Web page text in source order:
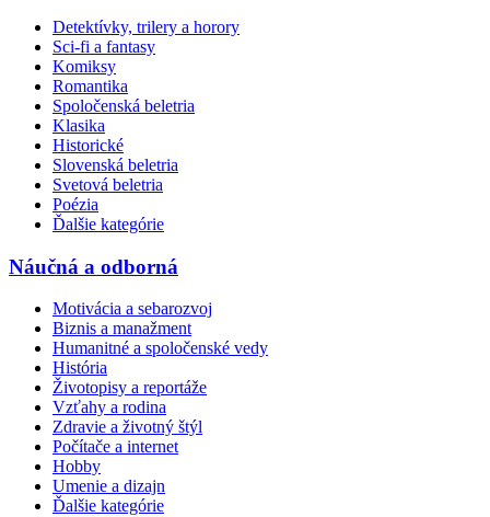
Detektívky, trilery a horory
Sci-fi a fantasy
Komiksy
Romantika
Spoločenská beletria
Klasika
Historické
Slovenská beletria
Svetová beletria
Poézia
Ďalšie kategórie
Náučná a odborná
Motivácia a sebarozvoj
Biznis a manažment
Humanitné a spoločenské vedy
História
Životopisy a reportáže
Vzťahy a rodina
Zdravie a životný štýl
Počítače a internet
Hobby
Umenie a dizajn
Ďalšie kategórie